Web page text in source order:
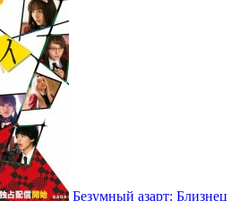
Безумный азарт: Близнец